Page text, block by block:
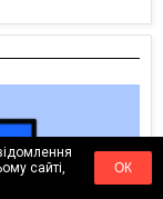
сайті,
ОК